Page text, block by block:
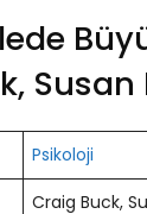
Susan
Psikoloji
Craig Buck,